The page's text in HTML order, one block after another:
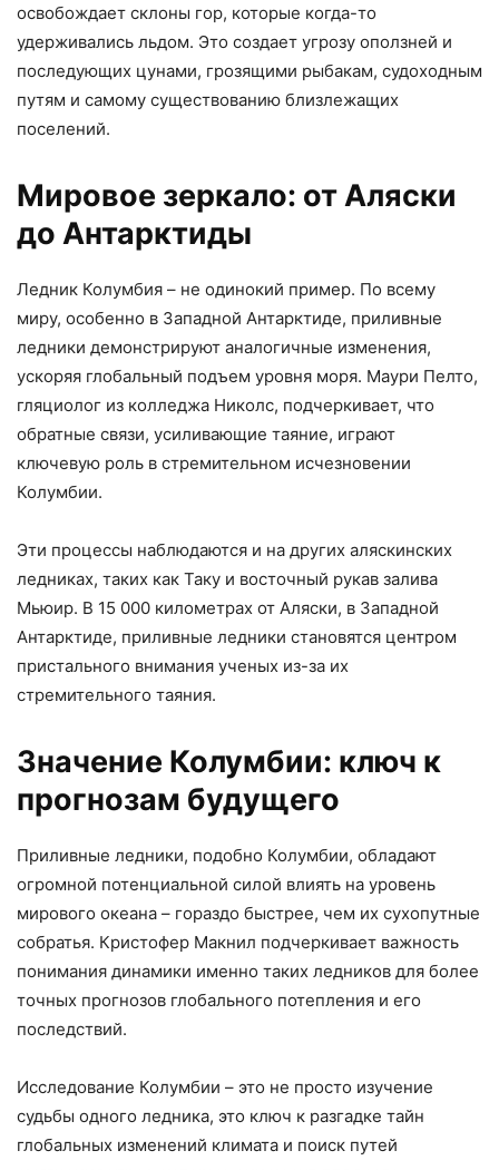
освобождает склоны гор, которые когда-то
удерживались льдом. Это создает угрозу оползней и
последующих цунами, грозящими рыбакам, судоходным
путям и самому существованию близлежащих
поселений.
Мировое зеркало: от Аляски
до Антарктиды
Ледник Колумбия – не одинокий пример. По всему
миру, особенно в Западной Антарктиде, приливные
ледники демонстрируют аналогичные изменения,
ускоряя глобальный подъем уровня моря. Маури Пелто,
гляциолог из колледжа Николс, подчеркивает, что
обратные связи, усиливающие таяние, играют
ключевую роль в стремительном исчезновении
Колумбии.
Эти процессы наблюдаются и на других аляскинских
ледниках, таких как Таку и восточный рукав залива
Мьюир. В 15 000 километрах от Аляски, в Западной
Антарктиде, приливные ледники становятся центром
пристального внимания ученых из-за их
стремительного таяния.
Значение Колумбии: ключ к
прогнозам будущего
Приливные ледники, подобно Колумбии, обладают
огромной потенциальной силой влиять на уровень
мирового океана – гораздо быстрее, чем их сухопутные
собратья. Кристофер Макнил подчеркивает важность
понимания динамики именно таких ледников для более
точных прогнозов глобального потепления и его
последствий.
Исследование Колумбии – это не просто изучение
судьбы одного ледника, это ключ к разгадке тайн
глобальных изменений климата и поиск путей